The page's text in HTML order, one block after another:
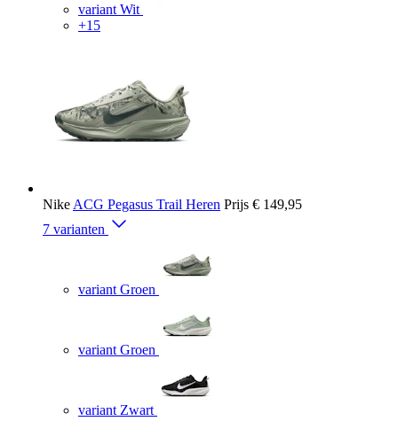
variant Wit
+15
Nike ACG Pegasus Trail Heren Prijs € 149,95
7 varianten
variant Groen
variant Groen
variant Zwart